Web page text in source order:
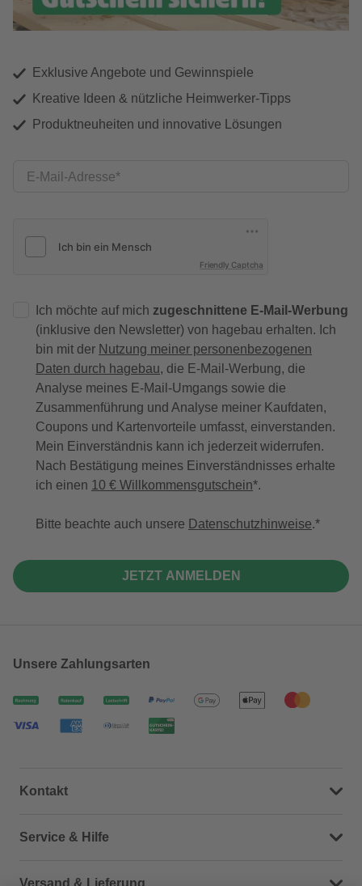
Exklusive Angebote und Gewinnspiele
Kreative Ideen & nützliche Heimwerker-Tipps
Produktneuheiten und innovative Lösungen
E-Mail-Adresse
Friendly Captcha
Ich möchte auf mich zugeschnittene E-Mail-Werbung
(inklusive den Newsletter) von hagebau erhalten. Ich
bin mit der Nutzung meiner personenbezogenen
Daten durch hagebau, die E-Mail-Werbung, die
Analyse meines E-Mail-Umgangs sowie die
Zusammenführung und Analyse meiner Kaufdaten,
Coupons und Kartenvorteile umfasst, einverstanden.
Mein Einverständnis kann ich jederzeit widerrufen.
Nach Bestätigung meines Einverständnisses erhalte
ich einen 10 € Willkommensgutschein*.
Bitte beachte auch unsere Datenschutzhinweise.
JETZT ANMELDEN
Unsere Zahlungsarten
Kontakt
Dein Kontakt zu uns
Service & Hilfe
Häufige Fragen (FAQ)